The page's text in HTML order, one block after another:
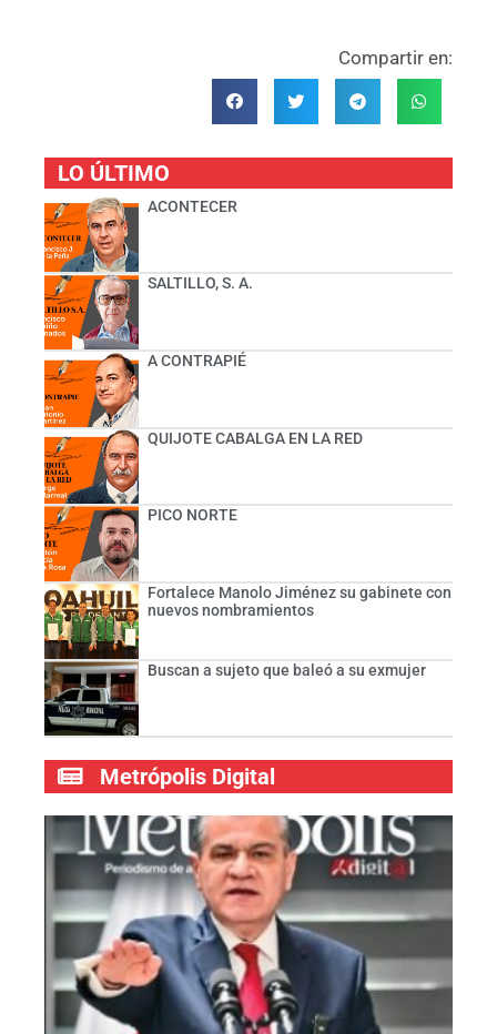
Compartir en:
LO ÚLTIMO
ACONTECER
SALTILLO, S. A.
A CONTRAPIÉ
QUIJOTE CABALGA EN LA RED
PICO NORTE
Fortalece Manolo Jiménez su gabinete con
nuevos nombramientos
Buscan a sujeto que baleó a su exmujer
Metrópolis Digital